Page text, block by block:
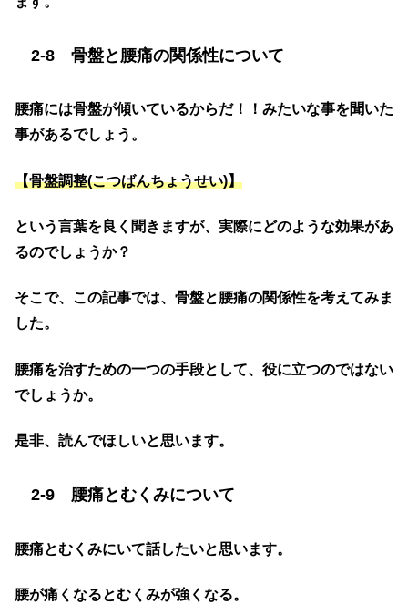
2-8 骨盤と腰痛の関係性について
腰痛には骨盤が傾いているからだ！！みたいな事を聞いた
事があるでしょう。
【骨盤調整(こつばんちょうせい)】
という言葉を良く聞きますが、実際にどのような効果があ
るのでしょうか？
そこで、この記事では、骨盤と腰痛の関係性を考えてみま
した。
腰痛を治すための一つの手段として、役に立つのではない
でしょうか。
是非、読んでほしいと思います。
2-9 腰痛とむくみについて
腰痛とむくみにいて話したいと思います。
腰が痛くなるとむくみが強くなる。